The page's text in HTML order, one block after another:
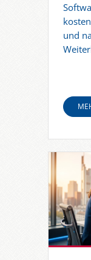
und